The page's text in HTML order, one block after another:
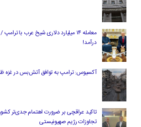
معامله ۱۴ میلیارد دلاری شیخ عرب با
درآمد!
آکسیوس: ترامپ به توافق آتش‌بس در غزه ظرف ۲ روز آینده
تاکید عراقچی بر ضرورت اهتمام جدی‌تر
تجاوزات رژیم صهیونیستی